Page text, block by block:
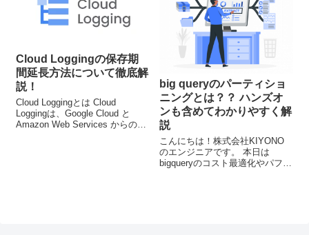
Cloud Loggingの保存期
間延長方法について徹底解
説！
Cloud Loggingとは Cloud
Loggingは、Google Cloud と
Amazon Web Services からのロ
big queryのパーティショ
ニングとは？？ ハンズオ
ンも含めてわかりやすく解
説
こんにちは！株式会社KIYONO
のエンジニアです。 本日は
bigqueryのコスト最適化やパフォ